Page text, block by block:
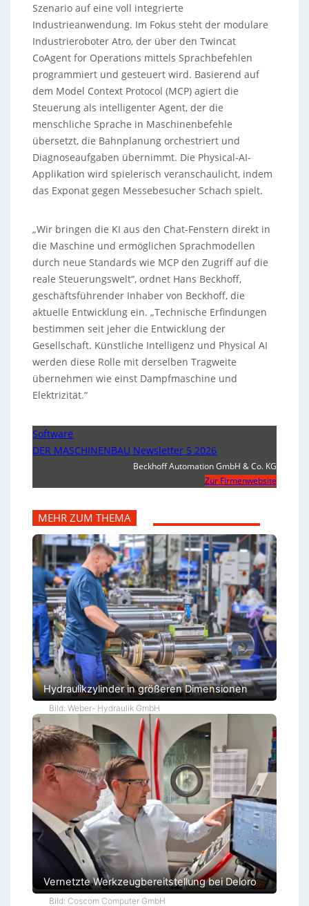
Szenario auf eine voll integrierte
Industrieanwendung. Im Fokus steht der modulare
Industrieroboter Atro, der über den Twincat
CoAgent for Operations mittels Sprachbefehlen
programmiert und gesteuert wird. Basierend auf
dem Model Context Protocol (MCP) agiert die
Steuerung als intelligenter Agent, der die
menschliche Sprache in Maschinenbefehle
übersetzt, die Bahnplanung orchestriert und
Diagnoseaufgaben übernimmt. Die Physical-AI-
Applikation wird spielerisch veranschaulicht, indem
das Exponat gegen Messebesucher Schach spielt.
„Wir bringen die KI aus den Chat-Fenstern direkt in
die Maschine und ermöglichen Sprachmodellen
durch neue Standards wie MCP den Zugriff auf die
reale Steuerungswelt“, ordnet Hans Beckhoff,
geschäftsführender Inhaber von Beckhoff, die
aktuelle Entwicklung ein. „Technische Erfindungen
bestimmen seit jeher die Entwicklung der
Gesellschaft. Künstliche Intelligenz und Physical AI
werden diese Rolle mit derselben Tragweite
übernehmen wie einst Dampfmaschine und
Elektrizität.“
Software
DER MASCHINENBAU Newsletter 5 2026
Beckhoff Automation GmbH & Co. KG
Zur Firmenwebsite
MEHR ZUM THEMA
Hydraulikzylinder in größeren Dimensionen
Bild: Weber- Hydraulik GmbH
Vernetzte Werkzeugbereitstellung bei Deloro
Bild: Coscom Computer GmbH